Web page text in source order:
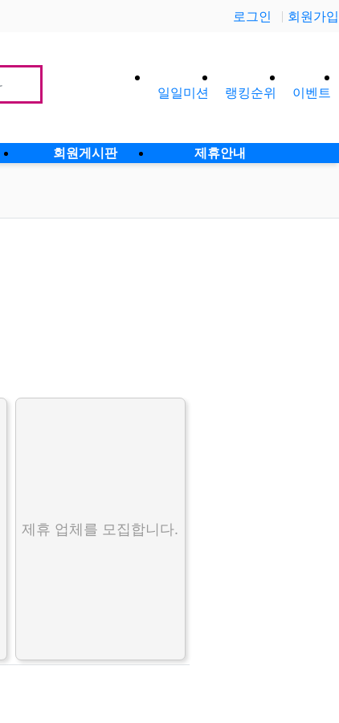
로그인 회원가입
일일미션 랭킹순위 이벤트
회원게시판 제휴안내
제휴 업체를 모집합니다.